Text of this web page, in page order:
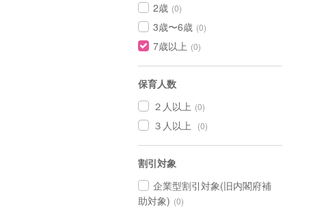
2歳 (0)
3歳〜6歳 (0)
7歳以上 (0)
保育人数
２人以上 (0)
３人以上 (0)
割引対象
企業型割引対象(旧内閣府補
助対象) (0)